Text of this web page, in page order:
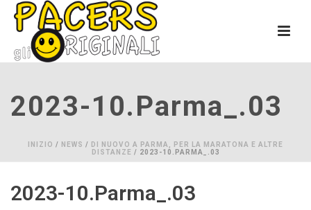
2023-10.parma_.03
INIZIO / NEWS / DI NUOVO A PARMA, PER LA MARATONA E ALTRE
DISTANZE / 2023-10.PARMA_.03
2023-10.parma_.03